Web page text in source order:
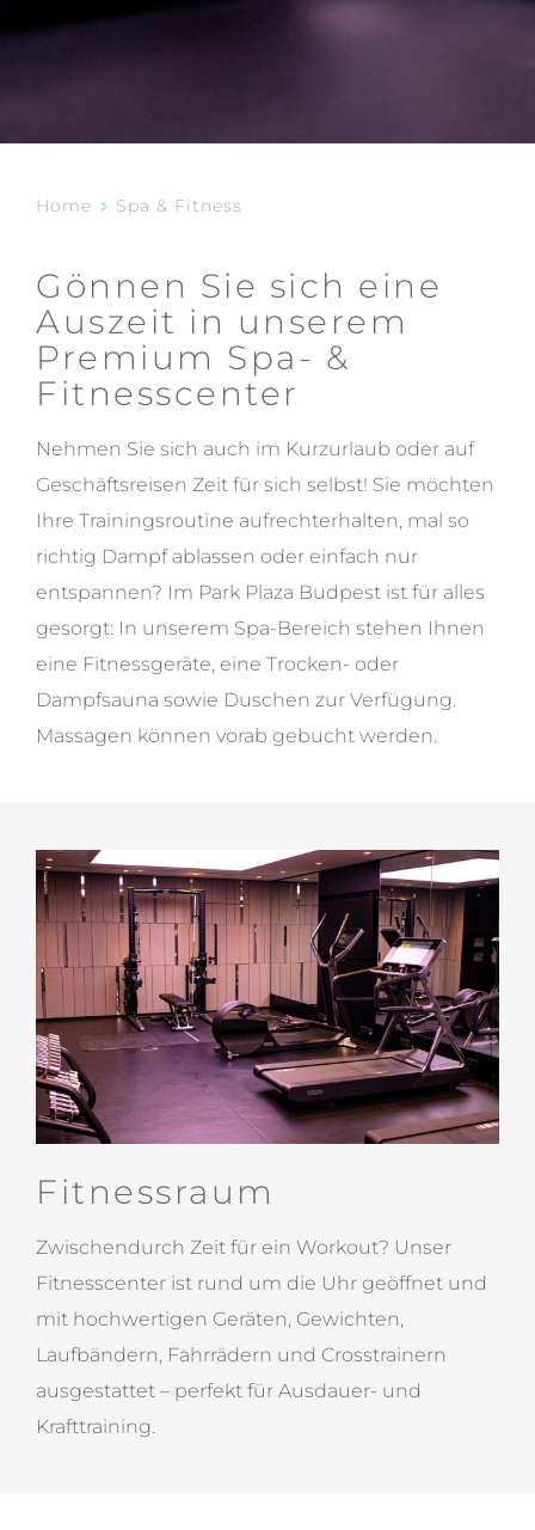
Home Spa & Fitness
Gönnen Sie sich eine
Auszeit in unserem
Premium Spa- &
Fitnesscenter
Nehmen Sie sich auch im Kurzurlaub oder auf
Geschäftsreisen Zeit für sich selbst! Sie möchten
Ihre Trainingsroutine aufrechterhalten, mal so
richtig Dampf ablassen oder einfach nur
entspannen? Im Park Plaza Budpest ist für alles
gesorgt: In unserem Spa-Bereich stehen Ihnen
eine Fitnessgeräte, eine Trocken- oder
Dampfsauna sowie Duschen zur Verfügung.
Massagen können vorab gebucht werden.
Fitnessraum
Zwischendurch Zeit für ein Workout? Unser
Fitnesscenter ist rund um die Uhr geöffnet und
mit hochwertigen Geräten, Gewichten,
Laufbändern, Fahrrädern und Crosstrainern
ausgestattet – perfekt für Ausdauer- und
Krafttraining.